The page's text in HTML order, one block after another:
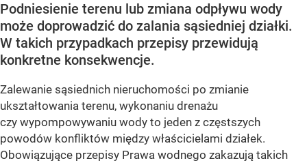
Podniesienie terenu lub zmiana odpływu wody
może doprowadzić do zalania sąsiedniej działki.
W takich przypadkach przepisy przewidują
konkretne konsekwencje.
Zalewanie sąsiednich nieruchomości po zmianie
ukształtowania terenu, wykonaniu drenażu
czy wypompowywaniu wody to jeden z częstszych
powodów konfliktów między właścicielami działek.
Obowiązujące przepisy Prawa wodnego zakazują takich